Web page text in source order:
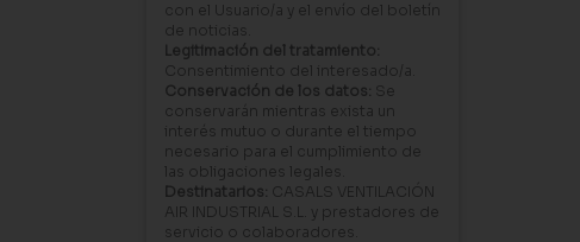
con el Usuario/a y el envío del boletín
de noticias.
Legitimación del tratamiento:
Consentimiento del interesado/a.
Conservación de los datos: Se
conservarán mientras exista un
interés mutuo o durante el tiempo
necesario para el cumplimiento de
las obligaciones legales.
Destinatarios: CASALS VENTILACIÓN
AIR INDUSTRIAL S.L. y prestadores de
servicio o colaboradores.